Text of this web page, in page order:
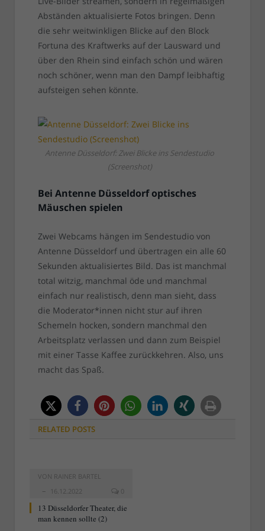
Abständen aktualisierte Fotos bringen. Denn
die sehr weitwinkligen Blicke auf den Block
Fortuna des Kraftwerks auf der Lausward und
über den Rhein sind einfach schön und wären
noch schöner, wenn man den Dampf leibhaftig
aufsteigen sehen könnte.
Antenne Düsseldorf: Zwei Blicke ins Sendestudio
(Screenshot)
Bei Antenne Düsseldorf optisches
Mäuschen spielen
Zwei Webcams hängen im Sendestudio von
Antenne Düsseldorf und übertragen ein alle 60
Sekunden aktualisiertes Bild. Das ist manchmal
total witzig, manchmal öde und manchmal
einfach nur realistisch, denn man sieht, dass
die Moderator*innen nicht stur auf ihren
Schemeln hocken, sondern manchmal den
Arbeitsplatz verlassen und dann zum Beispiel
mit einer Tasse Kaffee zurückkehren. Also, uns
macht das Spaß.
RELATED POSTS
VON RAINER BARTEL
16.12.2022
0
13 Düsseldorfer Theater, die
man kennen sollte (2)